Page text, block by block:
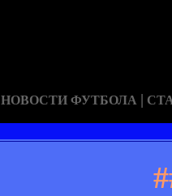
НОВОСТИ ФУТБОЛА |